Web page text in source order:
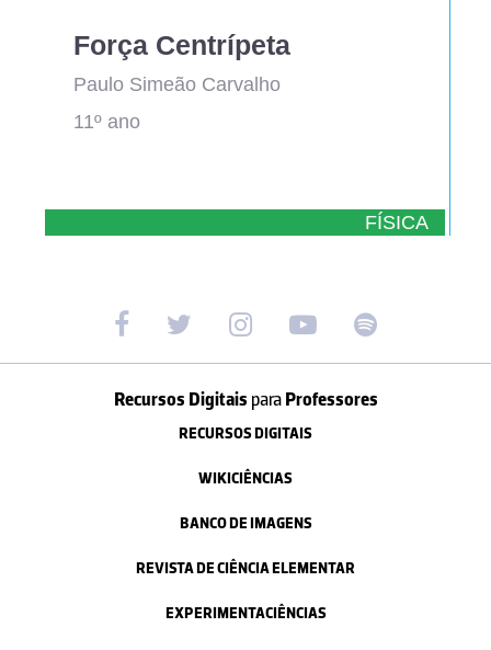
Força Centrípeta
Paulo Simeão Carvalho
11º ano
FÍSICA
Recursos Digitais paraProfessores
RECURSOS DIGITAIS
WIKICIÊNCIAS
BANCO DE IMAGENS
REVISTA DE CIÊNCIA ELEMENTAR
EXPERIMENTACIÊNCIAS